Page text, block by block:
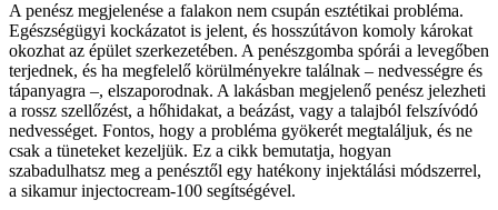
A penész megjelenése a falakon nem csupán esztétikai probléma.
Egészségügyi kockázatot is jelent, és hosszútávon komoly károkat
okozhat az épület szerkezetében. A penészgomba spórái a levegőben
terjednek, és ha megfelelő körülményekre találnak – nedvességre és
tápanyagra –, elszaporodnak. A lakásban megjelenő penész jelezheti
a rossz szellőzést, a hőhidakat, a beázást, vagy a talajból felszívódó
nedvességet. Fontos, hogy a probléma gyökerét megtaláljuk, és ne
csak a tüneteket kezeljük. Ez a cikk bemutatja, hogyan
szabadulhatsz meg a penésztől egy hatékony injektálási módszerrel,
a sikamur injectocream-100 segítségével.